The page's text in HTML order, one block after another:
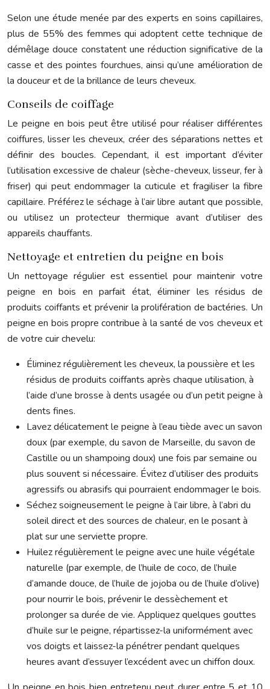
Selon une étude menée par des experts en soins capillaires,
plus de 55% des femmes qui adoptent cette technique de
démêlage douce constatent une réduction significative de la
casse et des pointes fourchues, ainsi qu’une amélioration de
la douceur et de la brillance de leurs cheveux.
Conseils de coiffage
Le peigne en bois peut être utilisé pour réaliser différentes
coiffures, lisser les cheveux, créer des séparations nettes et
définir des boucles. Cependant, il est important d’éviter
l’utilisation excessive de chaleur (sèche-cheveux, lisseur, fer à
friser) qui peut endommager la cuticule et fragiliser la fibre
capillaire. Préférez le séchage à l’air libre autant que possible,
ou utilisez un protecteur thermique avant d’utiliser des
appareils chauffants.
Nettoyage et entretien du peigne en bois
Un nettoyage régulier est essentiel pour maintenir votre
peigne en bois en parfait état, éliminer les résidus de
produits coiffants et prévenir la prolifération de bactéries. Un
peigne en bois propre contribue à la santé de vos cheveux et
de votre cuir chevelu:
Éliminez régulièrement les cheveux, la poussière et les
résidus de produits coiffants après chaque utilisation, à
l’aide d’une brosse à dents usagée ou d’un petit peigne à
dents fines.
Lavez délicatement le peigne à l’eau tiède avec un savon
doux (par exemple, du savon de Marseille, du savon de
Castille ou un shampoing doux) une fois par semaine ou
plus souvent si nécessaire. Évitez d’utiliser des produits
agressifs ou abrasifs qui pourraient endommager le bois.
Séchez soigneusement le peigne à l’air libre, à l’abri du
soleil direct et des sources de chaleur, en le posant à
plat sur une serviette propre.
Huilez régulièrement le peigne avec une huile végétale
naturelle (par exemple, de l’huile de coco, de l’huile
d’amande douce, de l’huile de jojoba ou de l’huile d’olive)
pour nourrir le bois, prévenir le dessèchement et
prolonger sa durée de vie. Appliquez quelques gouttes
d’huile sur le peigne, répartissez-la uniformément avec
vos doigts et laissez-la pénétrer pendant quelques
heures avant d’essuyer l’excédent avec un chiffon doux.